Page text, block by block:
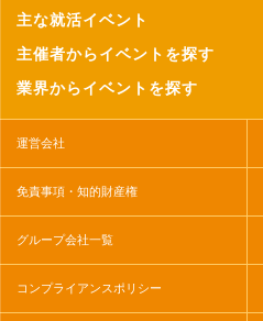
主な就活イベント
主催者からイベントを探す
業界からイベントを探す
運営会社
免責事項・知的財産権
グループ会社一覧
コンプライアンスポリシー